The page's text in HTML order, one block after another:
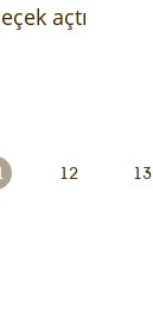
açtı
12 13